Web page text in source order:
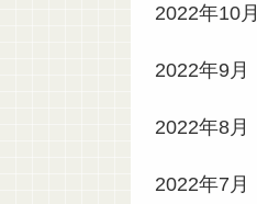
2022年10月
2022年9月
2022年8月
2022年7月